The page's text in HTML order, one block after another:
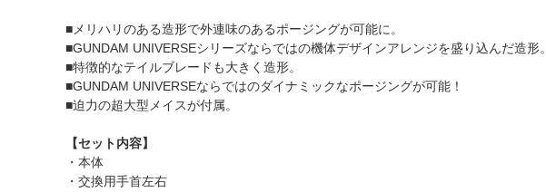
■メリハリのある造形で外連味のあるポージングが可能に。
■GUNDAM UNIVERSEシリーズならではの機体デザインアレンジを盛り込んだ造形。
■特徴的なテイルブレードも大きく造形。
■GUNDAM UNIVERSEならではのダイナミックなポージングが可能！
■迫力の超大型メイスが付属。
【セット内容】
・本体
・交換用手首左右